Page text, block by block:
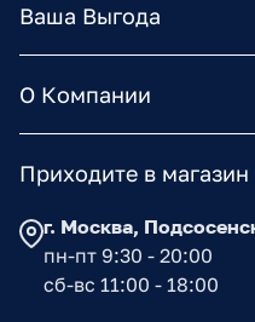
Ваша Выгода
О Компании
Приходите в магазин
г. Москва,
пн-пт 9:30 - 20:00
сб-вс 11:00 - 18:00